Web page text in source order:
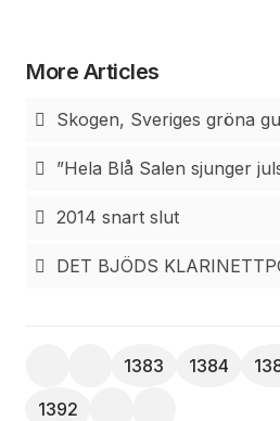
med fjolårs nederbörd,
More Articles
Skogen, Sveriges gröna
”Hela Blå Salen sjunger
2014 snart slut
DET BJÖDS
1383 1384
1392